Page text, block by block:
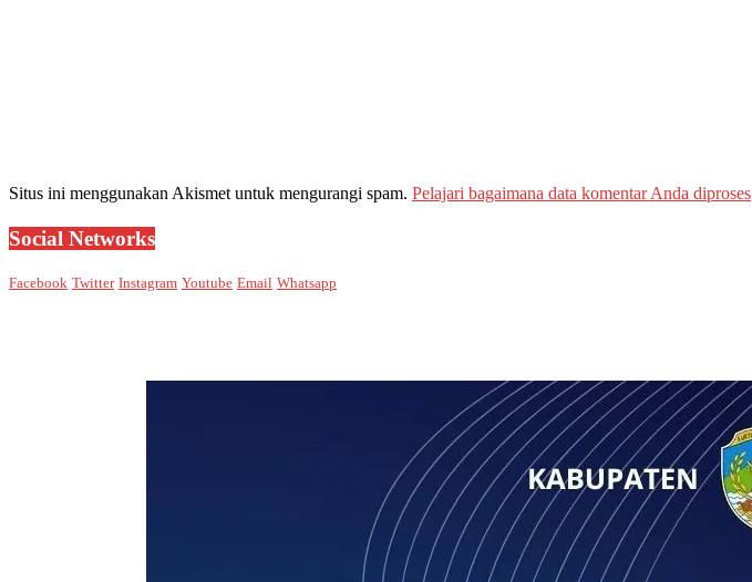
Situs ini menggunakan Akismet untuk mengurangi spam. Pelajari bagaimana data komentar Anda diproses
Social Networks
Facebook Twitter Instagram Youtube Email Whatsapp